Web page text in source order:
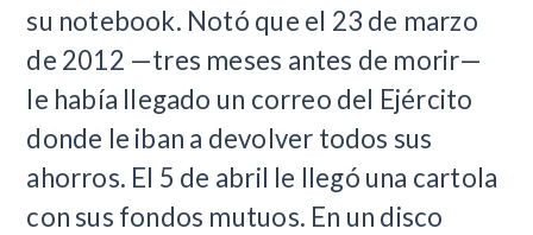
su notebook. Notó que el 23 de marzo
de 2012 —tres meses antes de morir—
le había llegado un correo del Ejército
donde le iban a devolver todos sus
ahorros. El 5 de abril le llegó una cartola
con sus fondos mutuos. En un disco